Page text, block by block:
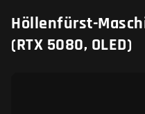
Höllenfürst-
(RTX 5080, OLED)